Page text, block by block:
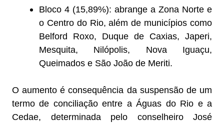
Bloco 4 (15,89%): abrange a Zona Norte e
o Centro do Rio, além de municípios como
Belford Roxo, Duque de Caxias, Japeri,
Mesquita, Nilópolis, Nova Iguaçu,
Queimados e São João de Meriti.
O aumento é consequência da suspensão de um
termo de conciliação entre a Águas do Rio e a
Cedae, determinada pelo conselheiro José